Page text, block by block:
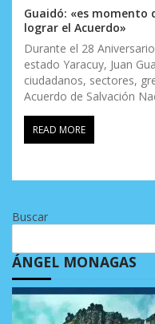
Guaidó: «es momento
lograr el Acuerdo»
Durante el 28
estado Yaracuy, Juan
ciudadanos, sectores,
Acuerdo de Salvación
READ MORE
Buscar
ÁNGEL MONAGAS